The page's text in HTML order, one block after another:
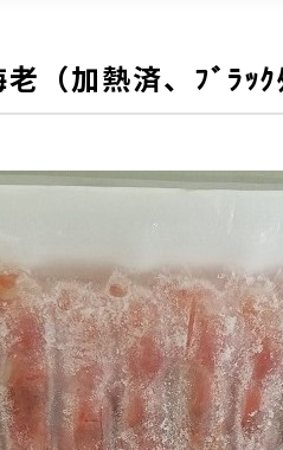
老（加熱済、ﾌﾞﾗ